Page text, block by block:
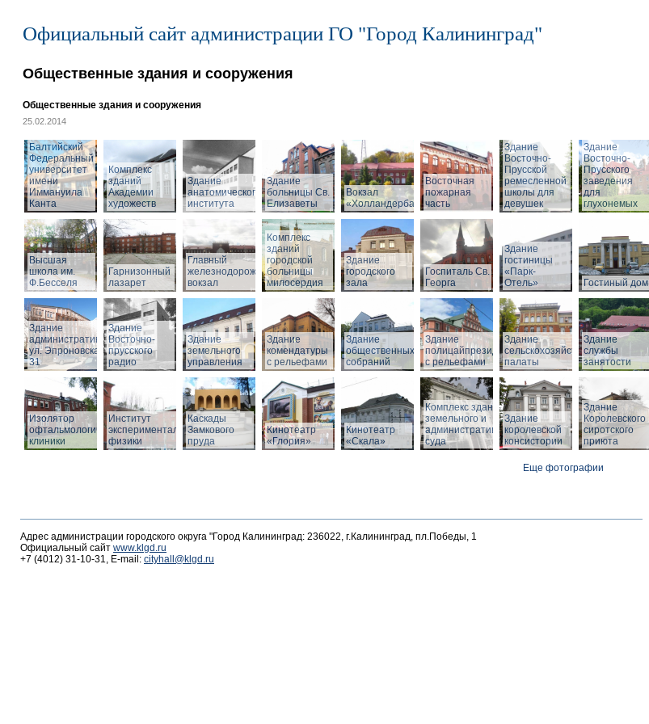
Официальный сайт администрации ГО "Город Калининград"
Общественные здания и сооружения
Общественные здания и сооружения
25.02.2014
Балтийский
Федеральный
университет
имени
Иммануила
Канта
Комплекс
зданий
Академии
художеств
Здание
анатомического
института
Здание
больницы Св.
Елизаветы
Вокзал
«Холландербаум»
Восточная
пожарная
часть
Здание
Восточно-
Прусской
ремесленной
школы для
девушек
Здание
Восточно-
Прусского
заведения
для
глухонемых
Высшая
школа им.
Ф.Бесселя
Гарнизонный
лазарет
Главный
железнодорожный
вокзал
Комплекс
зданий
городской
больницы
милосердия
Здание
городского
зала
Госпиталь Св.
Георга
Здание
гостиницы
«Парк-
Отель»
Гостиный дом
Здание
административное,
ул. Эпроновская,
31
Здание
Восточно-
прусского
радио
Здание
земельного
управления
Здание
комендатуры
с рельефами
Здание
общественных
собраний
Здание
полицайпрезидиума
с рельефами
Здание
сельскохозяйственной
палаты
Здание
службы
занятости
Изолятор
офтальмологической
клиники
Институт
экспериментальной
физики
Каскады
Замкового
пруда
Кинотеатр
«Глория»
Кинотеатр
«Скала»
Комплекс зданий
земельного и
административного
суда
Здание
королевской
консистории
Здание
Королевского
сиротского
приюта
Еще фотографии
Адрес администрации городского округа "Город Калининград: 236022, г.Калининград, пл.Победы, 1
Официальный сайт www.klgd.ru
+7 (4012) 31-10-31, E-mail: cityhall@klgd.ru